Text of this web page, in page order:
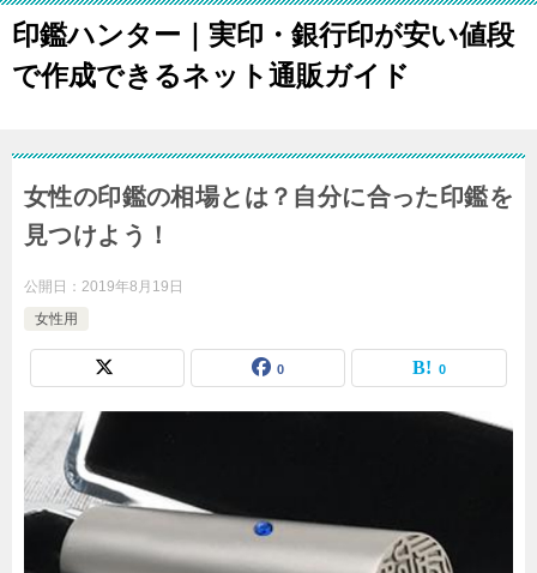
印鑑ハンター｜実印・銀行印が安い値段
で作成できるネット通販ガイド
女性の印鑑の相場とは？自分に合った印鑑を
見つけよう！
公開日： 2019年8月19日
女性用
0 0